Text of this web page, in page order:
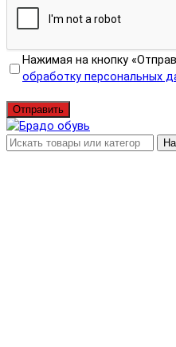
Нажимая на кнопку
обработку персональных
Отправить